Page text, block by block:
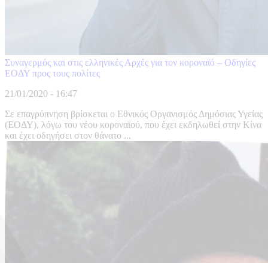
Συναγερμός και στις ελληνικές Αρχές για τον κοροναϊό – Οδηγίες
ΕΟΔΥ προς τους πολίτες
21/01/2020 - 16:47
Σε επαγρύπνηση βρίσκεται ο Εθνικός Οργανισμός Δημόσιας Υγείας
(ΕΟΔΥ), λόγω του νέου κοροναϊού, που έχει εκδηλωθεί στην Κίνα
και έχει οδηγήσει στον θάνατο ...